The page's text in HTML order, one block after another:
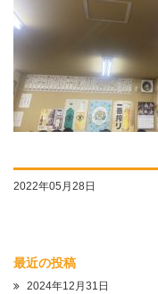
2022年05月28日
最近の投稿
2024年12月31日